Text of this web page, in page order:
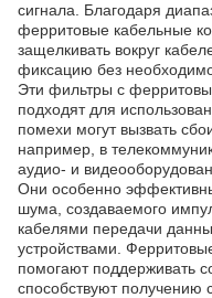
сигнала. Благодаря
ферритовые кабельные
защелкивать вокруг
фиксацию без
Эти фильтры с
подходят для
помехи могут вызвать
например, в
аудио- и
Они особенно
шума, создаваемого
кабелями передачи
устройствами.
помогают поддерживать
способствуют получению